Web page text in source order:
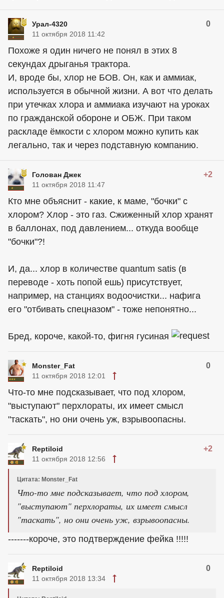
Урал-4320 0
11 октября 2018 11:42
Похоже я один ничего не понял в этих 8
секундах дрыганья трактора.
И, вроде бы, хлор не БОВ. Он, как и аммиак,
используется в обычной жизни. А вот что делать
при утечках хлора и аммиака изучают на уроках
по гражданской обороне и ОБЖ. При таком
раскладе ёмкости с хлором можно купить как
легально, так и через подставную компанию.
Голован Джек +2
11 октября 2018 11:47
Кто мне объяснит - какие, к маме, "бочки" с
хлором? Хлор - это газ. Сжиженный хлор хранят
в баллонах, под давлением... откуда вообще
"бочки"?!
И, да... хлор в количестве quantum satis (в
переводе - хоть попой ешь) присутствует,
например, на станциях водоочистки... нафига
его "отбивать спецназом" - тоже непонятно...
Бред, короче, какой-то, фигня гусиная
Monster_Fat 0
11 октября 2018 12:01
Что-то мне подсказывает, что под хлором,
"выступают" перхлораты, их имеет смысл
"таскать", но они очень уж, взрывоопасны.
Reptiloid +2
11 октября 2018 12:56
Цитата: Monster_Fat
Что-то мне подсказывает, что под хлором,
"выступают" перхлораты, их имеет смысл
"таскать", но они очень уж, взрывоопасны.
-------короче, это подтверждение фейка !!!!!
Reptiloid 0
11 октября 2018 13:34